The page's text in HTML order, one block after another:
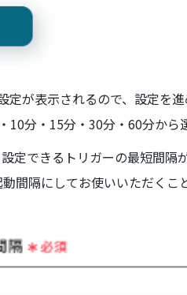
定が表示されるので、設定を
10分・15分・30分・60分から
定できるトリガーの最短間隔
間隔にしてお使いいただくこ